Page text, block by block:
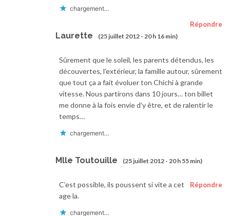
chargement…
Laurette (25 juillet 2012 - 20 h 16 min)
Répondre
Sûrement que le soleil, les parents détendus, les
découvertes, l’extérieur, la famille autour, sûrement
que tout ça a fait évoluer ton Chichi à grande
vitesse. Nous partirons dans 10 jours… ton billet
me donne à la fois envie d’y être, et de ralentir le
temps…
chargement…
Mlle Toutouille (25 juillet 2012 - 20 h 55 min)
Répondre
C’est possible, ils poussent si vite a cet
age la.
chargement…